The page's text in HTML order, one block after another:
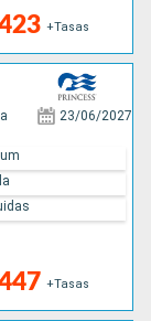
+Tasas
23/06/2027
+Tasas